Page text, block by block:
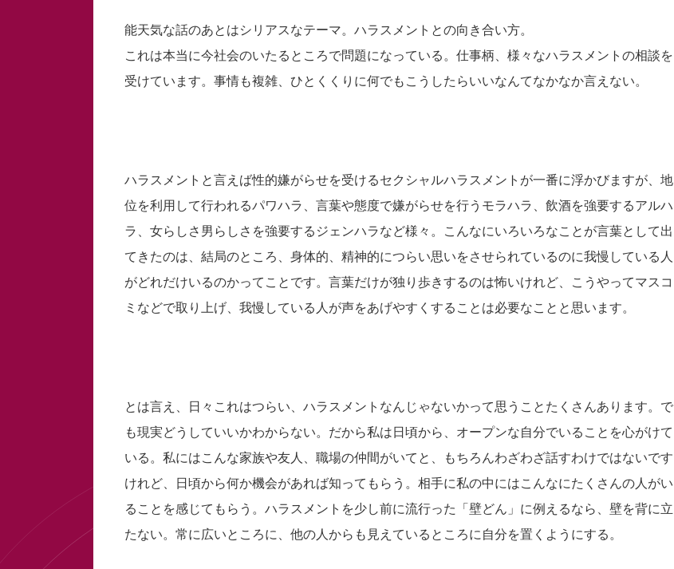
能天気な話のあとはシリアスなテーマ。ハラスメントとの向き合い方。
これは本当に今社会のいたるところで問題になっている。仕事柄、様々なハラスメントの相談を
受けています。事情も複雑、ひとくくりに何でもこうしたらいいなんてなかなか言えない。
ハラスメントと言えば性的嫌がらせを受けるセクシャルハラスメントが一番に浮かびますが、地
位を利用して行われるパワハラ、言葉や態度で嫌がらせを行うモラハラ、飲酒を強要するアルハ
ラ、女らしさ男らしさを強要するジェンハラなど様々。こんなにいろいろなことが言葉として出
てきたのは、結局のところ、身体的、精神的につらい思いをさせられているのに我慢している人
がどれだけいるのかってことです。言葉だけが独り歩きするのは怖いけれど、こうやってマスコ
ミなどで取り上げ、我慢している人が声をあげやすくすることは必要なことと思います。
とは言え、日々これはつらい、ハラスメントなんじゃないかって思うことたくさんあります。で
も現実どうしていいかわからない。だから私は日頃から、オープンな自分でいることを心がけて
いる。私にはこんな家族や友人、職場の仲間がいてと、もちろんわざわざ話すわけではないです
けれど、日頃から何か機会があれば知ってもらう。相手に私の中にはこんなにたくさんの人がい
ることを感じてもらう。ハラスメントを少し前に流行った「壁どん」に例えるなら、壁を背に立
たない。常に広いところに、他の人からも見えているところに自分を置くようにする。